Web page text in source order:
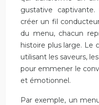
gustative
créer un fil
du menu, chacun
histoire plus large. Le
utilisant les saveurs,
pour emmener le
et émotionnel.
Par exemple, un